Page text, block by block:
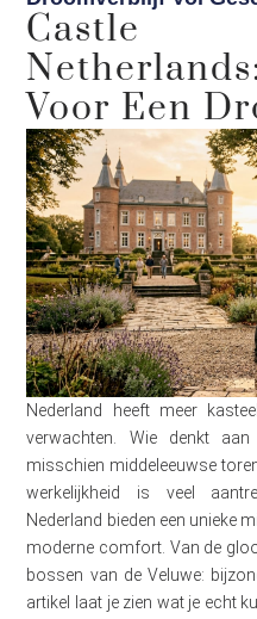
Voor Een
Nederland heeft meer
verwachten. Wie denkt
misschien middeleeuwse
werkelijkheid is veel
Nederland bieden een unieke
moderne comfort. Van de
bossen van de Veluwe:
artikel laat je zien wat je echt